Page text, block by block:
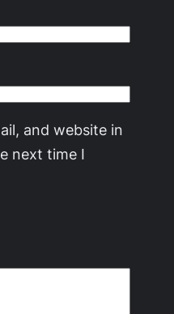
and website in
next time I